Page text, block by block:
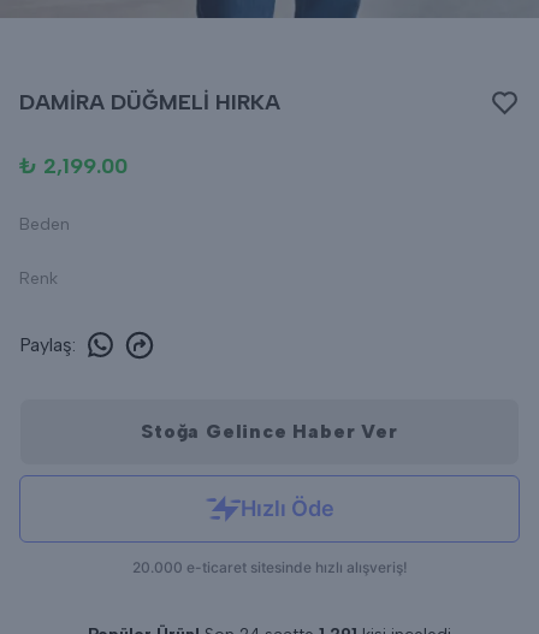
DAMİRA DÜĞMELİ HIRKA
₺ 2,199.00
Beden
Renk
Paylaş:
Stoğa Gelince Haber Ver